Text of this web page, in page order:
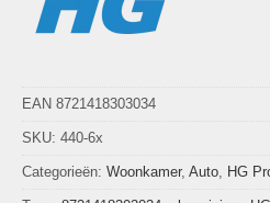
EAN 8721418303034
SKU: 440-6x
Categorieën: Woonkamer, Auto HG